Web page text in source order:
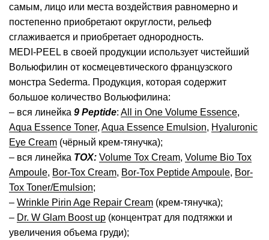
самым, лицо или места воздействия равномерно и
постепенно приобретают округлости, рельеф
сглаживается и приобретает однородность.
MEDI-PEEL в своей продукции использует чистейший
Вольюфилин от космецевтического французского
монстра Sederma. Продукция, которая содержит
большое количество Вольюфилина:
– вся линейка 9 Peptide: All in One Volume Essence,
Aqua Essence Toner, Aqua Essence Emulsion, Hyaluronic
Eye Cream (чёрный крем-тянучка);
– вся линейка TOX: Volume Tox Cream, Volume Bio Tox
Ampoule, Bor-Tox Cream, Bor-Tox Peptide Ampoule, Bor-
Tox Toner/Emulsion;
– Wrinkle Pirin Age Repair Cream (крем-тянучка);
– Dr. W Glam Boost up (концентрат для подтяжки и
увеличения объема груди);